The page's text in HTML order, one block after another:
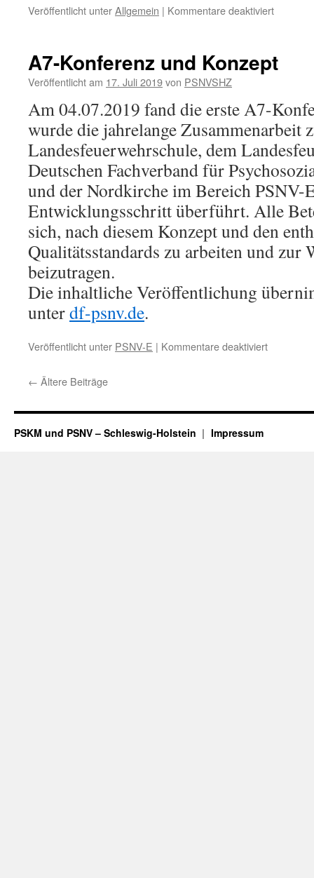
Veröffentlicht unterAllgemein | Kommentare deaktiviertfür
A7-Konferenz und Konzept
Veröffentlicht am 17. Juli 2019von PSNVSHZ
Am 04.07.2019 fand die erste A7-
wurde die jahrelange Zusammenarbeit
Landesfeuerwehrschule, dem
Deutschen Fachverband für
und der Nordkirche im Bereich PSNV-
Entwicklungsschritt überführt. Alle
sich, nach diesem Konzept und den
Qualitätsstandards zu arbeiten und zur
beizutragen.
Die inhaltliche Veröffentlichung
unterdf-psnv.de.
Veröffentlicht unter PSNV-E | Kommentare deaktiviertfür
← Ältere Beiträge
PSKM und PSNV – Schleswig-Holstein Impressum